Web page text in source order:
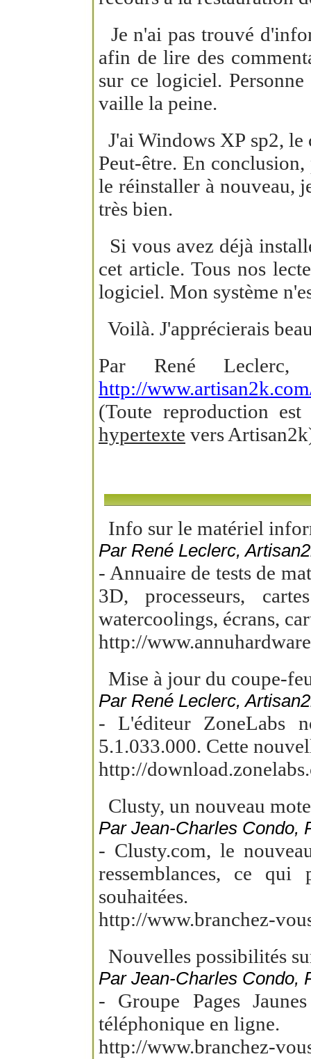
Je n'ai pas trouvé
afin de lire des
sur ce logiciel.
vaille la peine.
J'ai Windows XP sp2,
Peut-être. En
le réinstaller à nouveau,
très bien.
Si vous avez déjà
cet article. Tous nos
logiciel. Mon système
Voilà. J'apprécierais
Par René
http://
(Toute reproduction
hypertexte vers
Info sur le matériel
Par René Leclerc,
- Annuaire de tests de
3D, processeurs,
watercoolings, écrans,
http://
Mise à jour du coupe-
Par René Leclerc,
- L'éditeur ZoneLabs
5.1.033.000. Cette
http://
Clusty, un nouveau
Par Jean-Charles Condo,
- Clusty.com, le
ressemblances, ce
souhaitées.
http://www.branchez-
Nouvelles possibilités
Par Jean-Charles Condo,
- Groupe Pages
téléphonique en ligne.
http://www.branchez-